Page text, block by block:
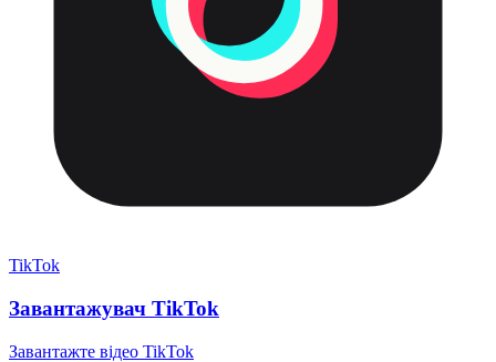
TikTok
Завантажувач TikTok
Завантажте відео TikTok